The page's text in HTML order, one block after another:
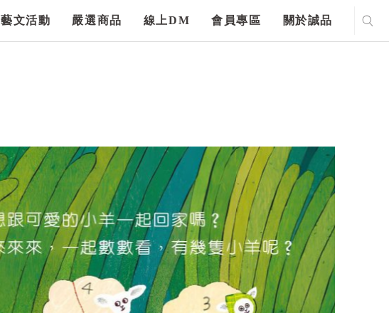
藝文活動 嚴選商品 線上DM 會員專區 關於誠品